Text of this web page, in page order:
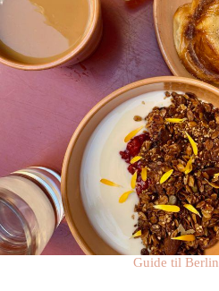
Guide til Berlin